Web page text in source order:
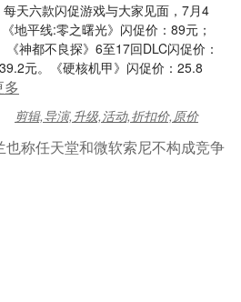
天六款闪促游戏与大家见面，7月4
地平线:零之曙光》闪促价：89元；
神都不良探》6至17回DLC闪促价：
元。《硬核机甲》闪促价：25.8
剪辑,导演,升级,活动,折扣价,原价